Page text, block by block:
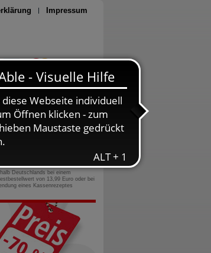
Impressum
Seite drucken
10 11 422
Rufnummer
Deutschlands bei einem
von 13,99 Euro oder bei
eines Kassenrezeptes